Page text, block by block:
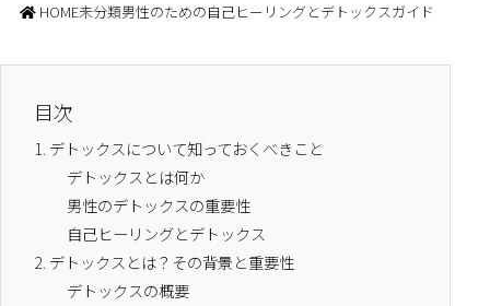
HOME未分類男性のための自己ヒーリングとデトックスガイド
目次
1. デトックスについて知っておくべきこと
デトックスとは何か
男性のデトックスの重要性
自己ヒーリングとデトックス
2. デトックスとは？その背景と重要性
デトックスの概要